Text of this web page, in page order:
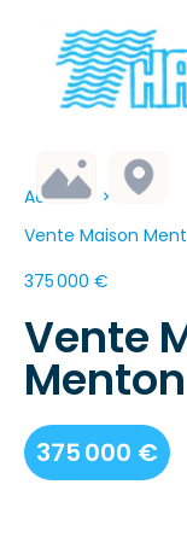
Accueil
Vente Maison
375 000 €
Vente
375 000 €